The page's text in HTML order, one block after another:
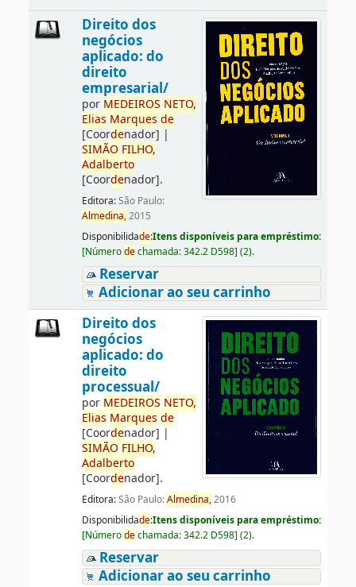
Direito dos
negócios
aplicado: do
direito
empresarial/
por MEDEIROS NETO,
Elias Marques de
[Coordenador] |
SIMÃO FILHO,
Adalberto
[Coordenador].
Editora:São Paulo:
Almedina,2015
Disponibilidade:Itens disponíveis para empréstimo:
[Númerodechamada:342.2 D598] (2).
Reservar
Adicionar ao seu carrinho
Direito dos
negócios
aplicado: do
direito
processual/
por MEDEIROS NETO,
Elias Marques de
[Coordenador] |
SIMÃO FILHO,
Adalberto
[Coordenador].
Editora:São Paulo:Almedina,2016
Disponibilidade:Itens disponíveis para empréstimo:
[Númerodechamada:342.2 D598] (2).
Reservar
Adicionar ao seu carrinho